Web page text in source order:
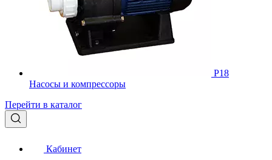
Р18
Насосы и компрессоры
Перейти в каталог
Кабинет